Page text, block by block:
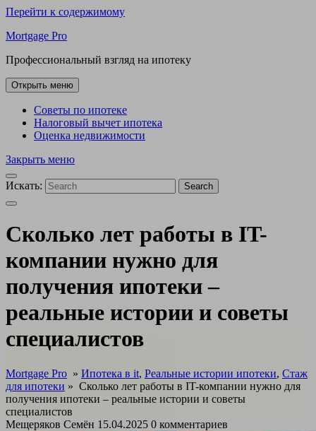
Перейти к содержимому
Mortgage Pro
Профессиональный взгляд на ипотеку
Открыть меню
Советы по ипотеке
Налоговый вычет ипотека
Оценка недвижимости
Закрыть меню
Искать: Search
Сколько лет работы в IT-
компании нужно для
получения ипотеки –
реальные истории и советы
специалистов
Mortgage Pro » Ипотека в it, Реальные истории ипотеки, Стаж
для ипотеки » Сколько лет работы в IT-компании нужно для
получения ипотеки – реальные истории и советы
специалистов
Мещеряков Семён 15.04.2025 0 комментариев